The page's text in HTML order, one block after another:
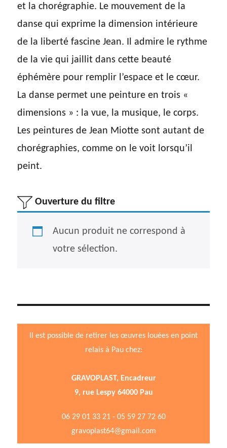
et la chorégraphie. Le mouvement de la
danse qui exprime la dimension intérieure
de la liberté fascine Jean. Il admire le rythme
de la vie qui jaillit dans cette beauté
éphémère pour remplir l’espace et le cœur.
La danse permet une peinture en trois «
dimensions » : la vue, la musique, le corps.
Les peintures de Jean Miotte sont autant de
chorégraphies, comme on le voit lorsqu’il
peint.
Ouverture du filtre
Aucun produit ne correspond à
votre sélection.
Il est possible de retirer les œuvres louées en point
relais à Pau chez:
GRAVOPLAST, Encadreur
9, rue Lespy 64000 Pau
06 29 01 33 21 - 05 59 27 72 60
gravoplast64@gmail.com